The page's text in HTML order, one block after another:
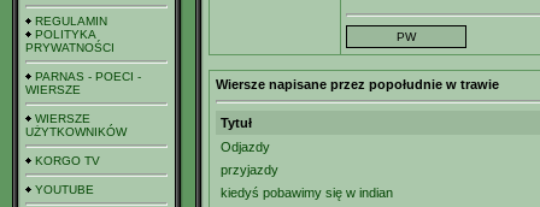
REGULAMIN
POLITYKA
PRYWATNOŚCI
PARNAS - POECI -
WIERSZE
WIERSZE
UŻYTKOWNIKÓW
KORGO TV
YOUTUBE
Wiersze napisane przez popołudnie w trawie
Tytuł
Odjazdy
przyjazdy
kiedyś pobawimy się w indian